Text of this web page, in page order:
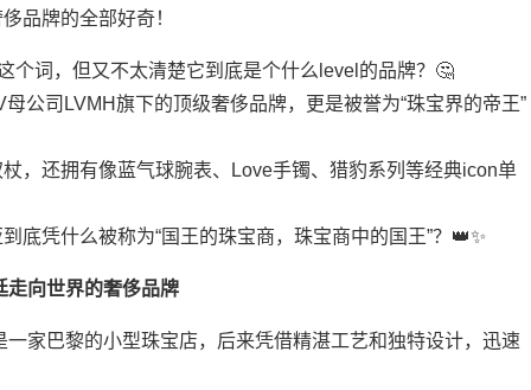
品牌的全部好奇！
个词，但又不太清楚它到底是个什么level的品牌？🤔
公司LVMH旗下的顶级奢侈品牌，更是被誉为“珠宝界的帝王”
，还拥有像蓝气球腕表、Love手镯、猎豹系列等经典icon单
底凭什么被称为“国王的珠宝商，珠宝商中的国王”？👑✨
走向世界的奢侈品牌
家巴黎的小型珠宝店，后来凭借精湛工艺和独特设计，迅速